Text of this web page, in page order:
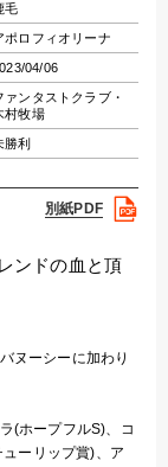
毛
ポロフィオリーナ
04/06
ァンタストクラブ・
村牧場
勝利
別紙PDF
ンドの血と頂
ヌーシーに加わり
(ホープフルS)、コ
ーリップ賞)、ア